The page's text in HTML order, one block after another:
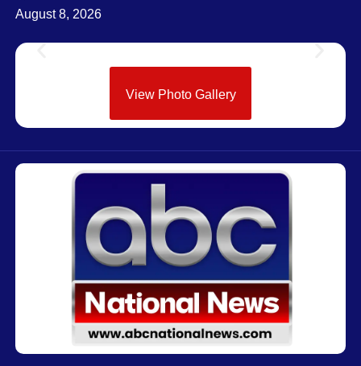
August 8, 2026
View Photo Gallery